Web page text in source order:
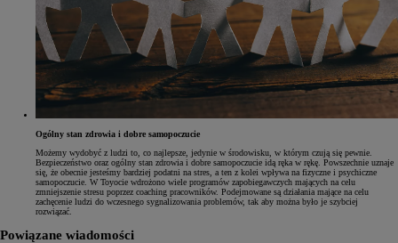
Ogólny stan zdrowia i dobre samopoczucie
Możemy wydobyć z ludzi to, co najlepsze, jedynie w środowisku, w którym czują się pewnie.
Bezpieczeństwo oraz ogólny stan zdrowia i dobre samopoczucie idą ręka w rękę. Powszechnie uznaje
się, że obecnie jesteśmy bardziej podatni na stres, a ten z kolei wpływa na fizyczne i psychiczne
samopoczucie. W Toyocie wdrożono wiele programów zapobiegawczych mających na celu
zmniejszenie stresu poprzez coaching pracowników. Podejmowane są działania mające na celu
zachęcenie ludzi do wczesnego sygnalizowania problemów, tak aby można było je szybciej
rozwiązać.
Powiązane wiadomości